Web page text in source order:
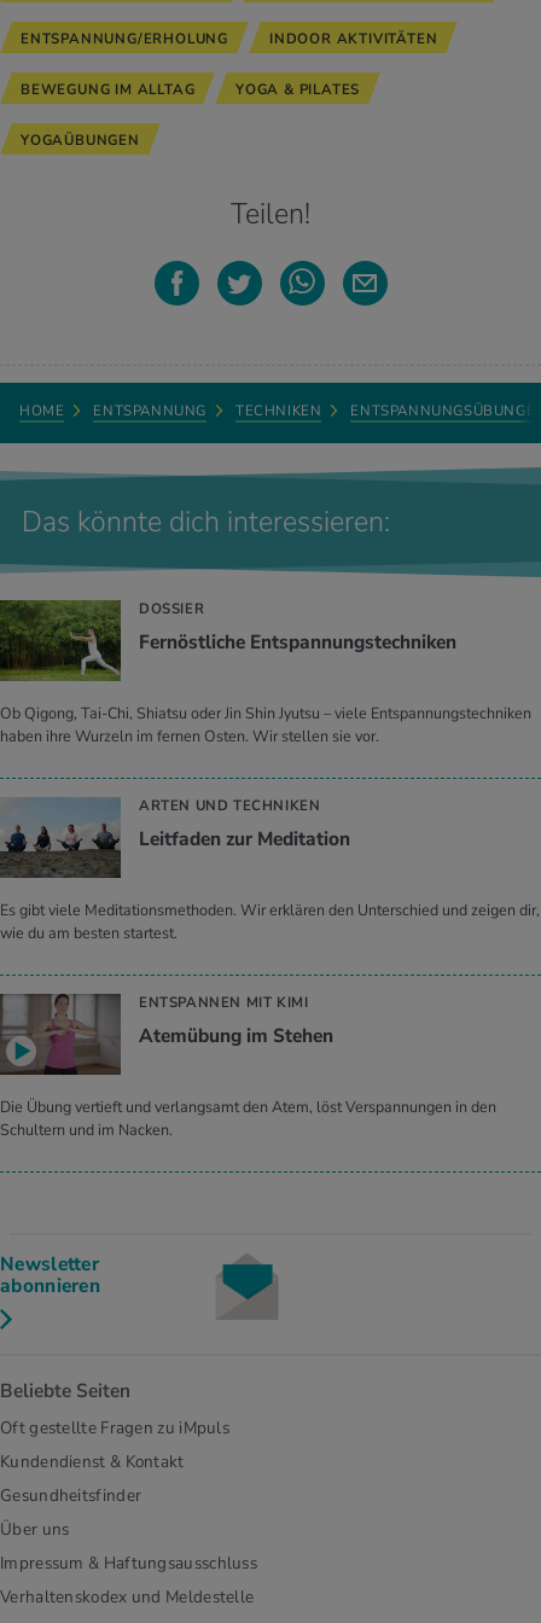
ENTSPANNUNG/ERHOLUNG INDOOR AKTIVITÄTEN
BEWEGUNG IM ALLTAG YOGA & PILATES
YOGAÜBUNGEN
Teilen!
HOME ENTSPANNUNG TECHNIKEN
Das könnte dich interessieren:
DOSSIER
Fernöstliche Entspannungstechniken
Ob Qigong, Tai-Chi, Shiatsu oder Jin Shin Jyutsu – viele Entspannungstechniken
haben ihre Wurzeln im fernen Osten. Wir stellen sie vor.
ARTEN UND TECHNIKEN
Leitfaden zur Meditation
Es gibt viele Meditationsmethoden. Wir erklären den Unterschied und zeigen dir,
wie du am besten startest.
ENTSPANNEN MIT KIMI
Atemübung im Stehen
Die Übung vertieft und verlangsamt den Atem, löst Verspannungen in den
Schultern und im Nacken.
Newsletter
abonnieren
Beliebte Seiten
Oft gestellte Fragen zu iMpuls
Kundendienst & Kontakt
Gesundheitsfinder
Über uns
Impressum & Haftungsausschluss
Verhaltenskodex und Meldestelle